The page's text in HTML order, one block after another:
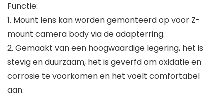
Functie:
1. Mount lens kan worden gemonteerd op voor Z-
mount camera body via de adapterring.
2. Gemaakt van een hoogwaardige legering, het is
stevig en duurzaam, het is geverfd om oxidatie en
corrosie te voorkomen en het voelt comfortabel
aan.